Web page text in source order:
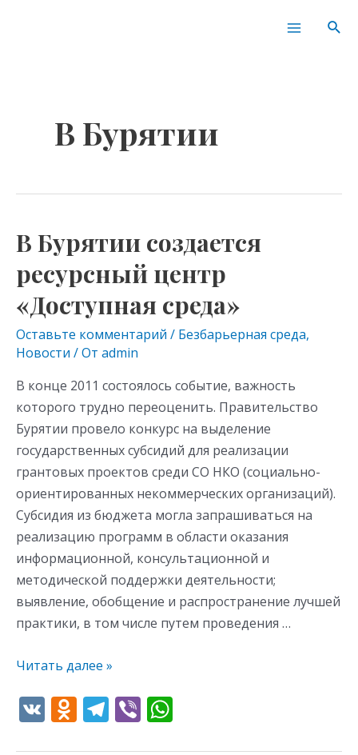
Main
В Бурятии
В Бурятии создается
ресурсный центр
«Доступная среда»
Оставьте комментарий / Безбарьерная среда,
Новости / От admin
В конце 2011 состоялось событие, важность
которого трудно переоценить. Правительство
Бурятии провело конкурс на выделение
государственных субсидий для реализации
грантовых проектов среди СО НКО (социально-
ориентированных некоммерческих организаций).
Субсидия из бюджета могла запрашиваться на
реализацию программ в области оказания
информационной, консультационной и
методической поддержки деятельности;
выявление, обобщение и распространение лучшей
практики, в том числе путем проведения …
В
Бурятии
создается
ресурсный
центр
«Доступная
Читать далее »
V O T Vi